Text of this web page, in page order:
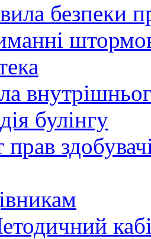
безпеки
булінгу
прав